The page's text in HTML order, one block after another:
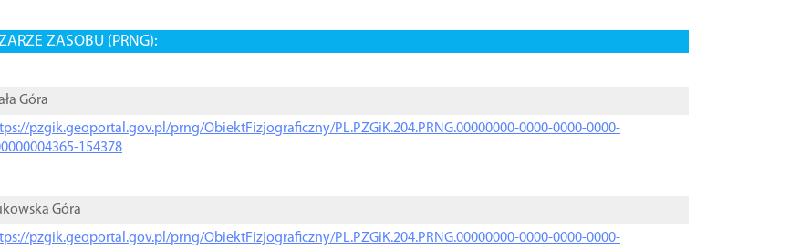
ZASOBU (PRNG):
Góra
pzgik.geoportal.gov.pl/prng/ObiektFizjograficzny/PL.PZGiK.204.PRNG.00000000-0000-0000-0000-
154378
Góra
pzgik.geoportal.gov.pl/prng/ObiektFizjograficzny/PL.PZGiK.204.PRNG.00000000-0000-0000-0000-